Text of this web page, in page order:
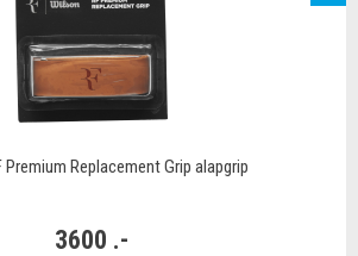
Premium Replacement Grip alapgrip
3600 .-